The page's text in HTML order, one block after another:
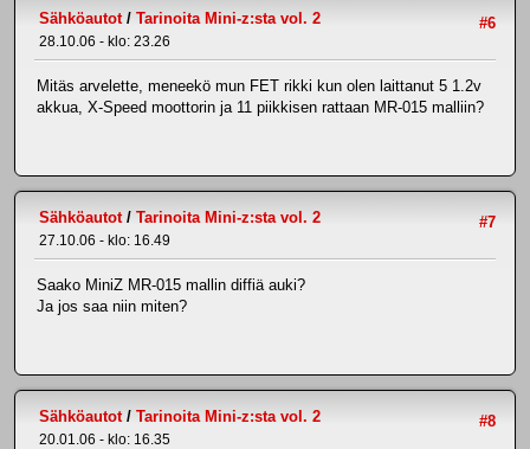
#6
Sähköautot/ Tarinoita Mini-z:sta vol. 2
28.10.06 - klo: 23.26
Mitäs arvelette, meneekö mun FET rikki kun olen laittanut 5 1.2v
akkua, X-Speed moottorin ja 11 piikkisen rattaan MR-015 malliin?
#7
Sähköautot/ Tarinoita Mini-z:sta vol. 2
27.10.06 - klo: 16.49
Saako MiniZ MR-015 mallin diffiä auki?
Ja jos saa niin miten?
#8
Sähköautot/ Tarinoita Mini-z:sta vol. 2
20.01.06 - klo: 16.35